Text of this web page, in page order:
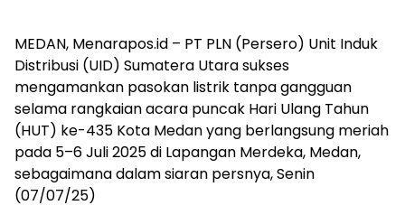
MEDAN, Menarapos.id – PT PLN (Persero) Unit Induk
Distribusi (UID) Sumatera Utara sukses
mengamankan pasokan listrik tanpa gangguan
selama rangkaian acara puncak Hari Ulang Tahun
(HUT) ke-435 Kota Medan yang berlangsung meriah
pada 5–6 Juli 2025 di Lapangan Merdeka, Medan,
sebagaimana dalam siaran persnya, Senin
(07/07/25)